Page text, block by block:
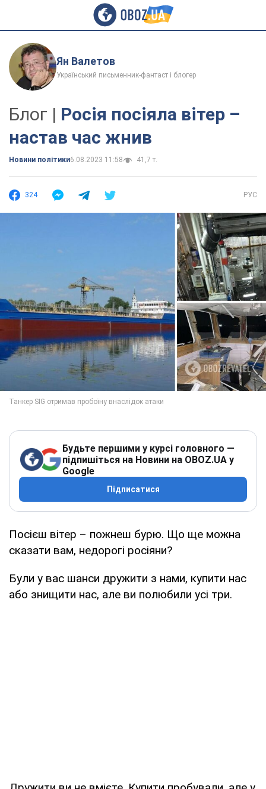
Ян Валетов
Український письменник-фантаст і блогер
Блог | Росія посіяла вітер –
настав час жнив
Новини політики6.08.2023 11:58 41,7 т.
324 РУС
Будьте першими у курсі головного —
підпишіться на Новини на OBOZ.UA у
Google
Підписатися
Посієш вітер – пожнеш бурю. Що ще можна
сказати вам, недорогі росіяни?
Були у вас шанси дружити з нами, купити нас
або знищити нас, але ви полюбили усі три.